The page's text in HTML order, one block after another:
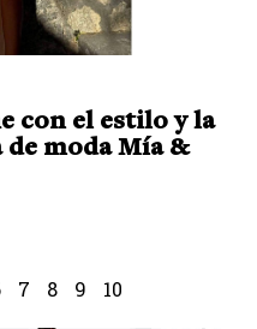
con el estilo y la
moda Mía &
7 8 9 10